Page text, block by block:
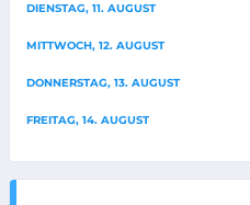
DIENSTAG, 11. AUGUST
MITTWOCH, 12. AUGUST
DONNERSTAG, 13. AUGUST
FREITAG, 14. AUGUST